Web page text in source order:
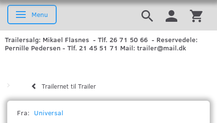
Skifte navigation
Menu
Trailersalg: Mikael Flasnes - Tlf. 26 71 50 66 - Reservedele:
Pernille Pedersen - Tlf. 21 45 51 71 Mail: trailer@mail.dk
Trailernet til Trailer
Fra: Universal